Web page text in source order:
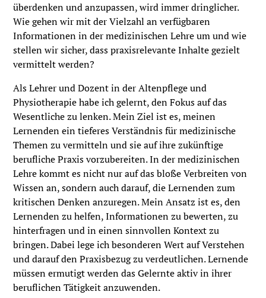
überdenken und anzupassen, wird immer dringlicher.
Wie gehen wir mit der Vielzahl an verfügbaren
Informationen in der medizinischen Lehre um und wie
stellen wir sicher, dass praxisrelevante Inhalte gezielt
vermittelt werden?
Als Lehrer und Dozent in der Altenpflege und
Physiotherapie habe ich gelernt, den Fokus auf das
Wesentliche zu lenken. Mein Ziel ist es, meinen
Lernenden ein tieferes Verständnis für medizinische
Themen zu vermitteln und sie auf ihre zukünftige
berufliche Praxis vorzubereiten. In der medizinischen
Lehre kommt es nicht nur auf das bloße Verbreiten von
Wissen an, sondern auch darauf, die Lernenden zum
kritischen Denken anzuregen. Mein Ansatz ist es, den
Lernenden zu helfen, Informationen zu bewerten, zu
hinterfragen und in einen sinnvollen Kontext zu
bringen. Dabei lege ich besonderen Wert auf Verstehen
und darauf den Praxisbezug zu verdeutlichen. Lernende
müssen ermutigt werden das Gelernte aktiv in ihrer
beruflichen Tätigkeit anzuwenden.